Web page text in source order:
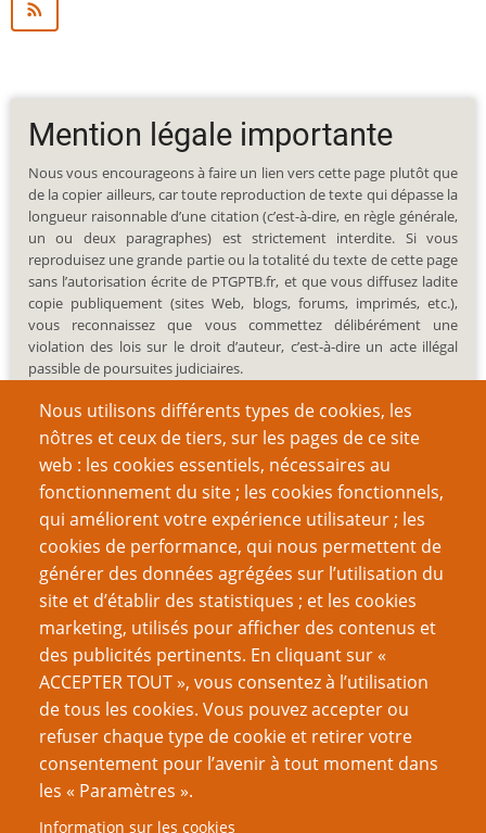
Nous utilisons différents types de cookies, les
nôtres et ceux de tiers, sur les pages de ce site
web : les cookies essentiels, nécessaires au
fonctionnement du site ; les cookies fonctionnels,
qui améliorent votre expérience utilisateur ; les
cookies de performance, qui nous permettent de
générer des données agrégées sur l’utilisation du
site et d’établir des statistiques ; et les cookies
marketing, utilisés pour afficher des contenus et
des publicités pertinents. En cliquant sur «
ACCEPTER TOUT », vous consentez à l’utilisation
de tous les cookies. Vous pouvez accepter ou
refuser chaque type de cookie et retirer votre
consentement pour l’avenir à tout moment dans
les « Paramètres ».
Information sur les cookies
Mention légale importante
Nous vous encourageons à faire un lien vers cette page plutôt que
de la copier ailleurs, car toute reproduction de texte qui dépasse la
longueur raisonnable d’une citation (c’est-à-dire, en règle générale,
un ou deux paragraphes) est strictement interdite. Si vous
reproduisez une grande partie ou la totalité du texte de cette page
sans l’autorisation écrite de PTGPTB.fr, et que vous diffusez ladite
copie publiquement (sites Web, blogs, forums, imprimés, etc.),
vous reconnaissez que vous commettez délibérément une
violation des lois sur le droit d’auteur, c’est-à-dire un acte illégal
passible de poursuites judiciaires.
Recherche
Nom d'utilisateur
Mot de passe